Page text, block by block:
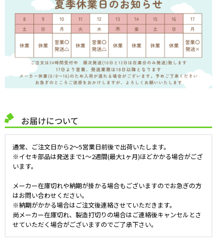
お届けについて
通常、ご注文日から2～5営業日前後で出荷いたします。
※イセキ部品は発送まで1～2週間(最大1ヶ月)ほどかかる場合がござ
います。
メーカー在庫切れや納期が掛かる場合もございますのでお急ぎの方
はお問い合わせください。
※納期がかかる場合はご注文後連絡させていただきます。
尚メーカー在庫切れ、製造打切りの場合はご連絡後キャンセルとさ
せていただく場合がございますのでご了承下さい。